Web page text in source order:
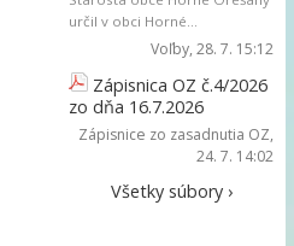
určil v obci Horné...
Voľby, 28. 7. 15:12
Zápisnica OZ č.4/2026
zo dňa 16.7.2026
Zápisnice zo zasadnutia OZ,
24. 7. 14:02
Všetky súbory ›